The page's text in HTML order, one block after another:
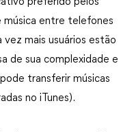
música entre telefones
mais usuários estão
de sua complexidade e
transferir músicas
no iTunes).